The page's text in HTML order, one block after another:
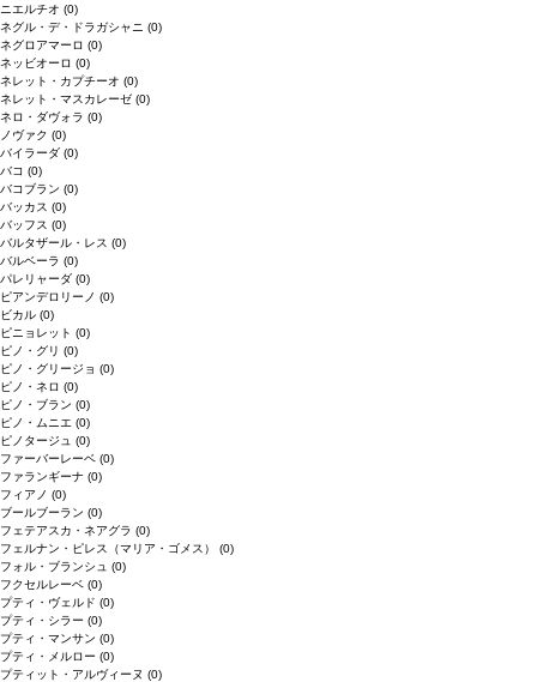
ニエルチオ (0)
ネグル・デ・ドラガシャニ (0)
ネグロアマーロ (0)
ネッビオーロ (0)
ネレット・カプチーオ (0)
ネレット・マスカレーゼ (0)
ネロ・ダヴォラ (0)
ノヴァク (0)
バイラーダ (0)
バコ (0)
バコブラン (0)
バッカス (0)
バッフス (0)
バルタザール・レス (0)
バルベーラ (0)
パレリャーダ (0)
ピアンデロリーノ (0)
ビカル (0)
ピニョレット (0)
ピノ・グリ (0)
ピノ・グリージョ (0)
ピノ・ネロ (0)
ピノ・ブラン (0)
ピノ・ムニエ (0)
ピノタージュ (0)
ファーバーレーベ (0)
ファランギーナ (0)
フィアノ (0)
ブールブーラン (0)
フェテアスカ・ネアグラ (0)
フェルナン・ピレス（マリア・ゴメス） (0)
フォル・ブランシュ (0)
フクセルレーベ (0)
プティ・ヴェルド (0)
プティ・シラー (0)
プティ・マンサン (0)
プティ・メルロー (0)
プティット・アルヴィーヌ (0)